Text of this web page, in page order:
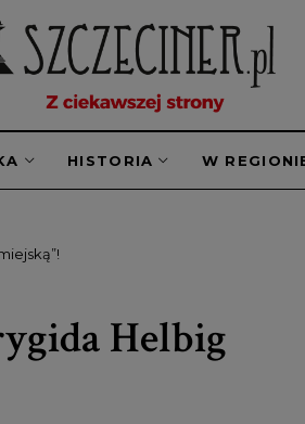
HISTORIA W
Helbig